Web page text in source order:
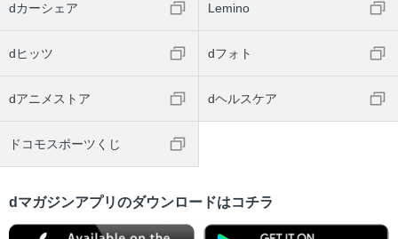
dカーシェア Lemino
dヒッツ dフォト
dアニメストア dヘルスケア
ドコモスポーツくじ
dマガジンアプリのダウンロードはコチラ